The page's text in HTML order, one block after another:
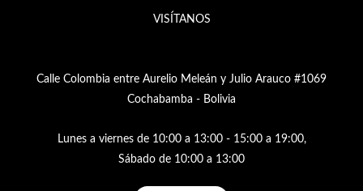
VISÍTANOS
Calle Colombia entre Aurelio Meleán y Julio Arauco #1069
Cochabamba - Bolivia
Lunes a viernes de 10:00 a 13:00 - 15:00 a 19:00,
Sábado de 10:00 a 13:00